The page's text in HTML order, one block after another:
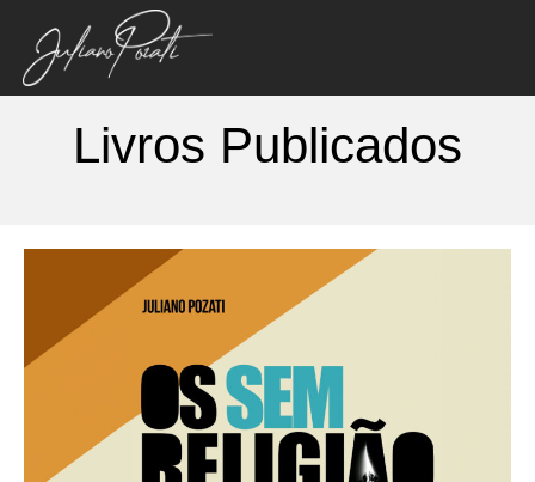
Livros Publicados